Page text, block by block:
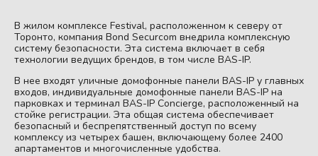
В жилом комплексе Festival, расположенном к северу от
Торонто, компания Bond Securcom внедрила комплексную
систему безопасности. Эта система включает в себя
технологии ведущих брендов, в том числе BAS-IP.
В нее входят уличные домофонные панели BAS-IP у главных
входов, индивидуальные домофонные панели BAS-IP на
парковках и терминал BAS-IP Concierge, расположенный на
стойке регистрации. Эта общая система обеспечивает
безопасный и беспрепятственный доступ по всему
комплексу из четырех башен, включающему более 2400
апартаментов и многочисленные удобства.